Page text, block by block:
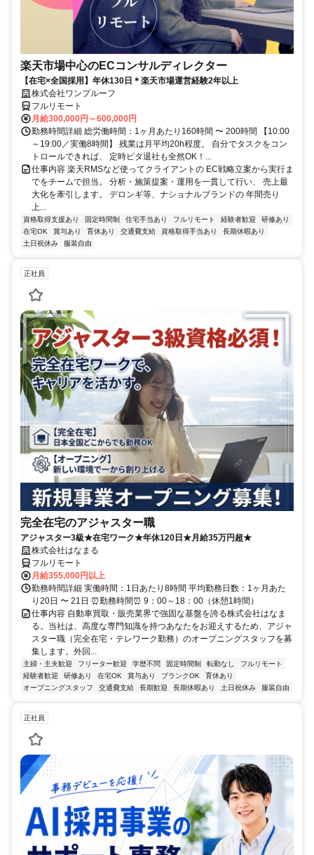
楽天市場中心のECコンサルディレクター
【在宅×全国採用】年休130日＊楽天市場運営経験2年以上
株式会社ワンプルーフ
フルリモート
月給300,000円～600,000円
勤務時間詳細 総労働時間：1ヶ月あたり160時間 〜 200時間 【10:00
～19:00／実働8時間】 残業は月平均20h程度。 自分でタスクをコン
トロールできれば、 定時ピタ退社も全然OK！...
仕事内容 楽天RMSなど使ってクライアントの EC戦略立案から実行ま
でをチームで担当。 分析・施策提案・運用を一貫して行い、 売上最
大化を牽引します。 デロンギ等、ナショナルブランドの 年間売り
上...
資格取得支援あり 固定時間制 住宅手当あり フルリモート 経験者歓迎
研修あり
在宅OK
賞与あり 育休あり 交通費支給 資格取得手当あり
長期休暇あり
土日祝休み
服装自由
正社員
完全在宅のアジャスター職
アジャスター3級★在宅ワーク★年休120日★月給35万円超★
株式会社はなまる
フルリモート
月給355,000円以上
勤務時間詳細 実働時間：1日あたり8時間 平均勤務日数：1ヶ月あた
り20日 〜 21日 ⏰勤務時間⏰ 9：00～18：00（休憩1時間）
仕事内容 自動車買取・販売業界で強固な基盤を誇る株式会社はなま
る。当社は、高度な専門知識を持つあなたをお迎えするため、アジャ
スター職（完全在宅・テレワーク勤務）のオープニングスタッフを募
集します。外回...
主婦・主夫歓迎 フリーター歓迎 学歴不問 固定時間制 転勤なし
フルリモート
経験者歓迎
研修あり 在宅OK 賞与あり ブランクOK
育休あり
オープニングスタッフ
交通費支給 長期歓迎 長期休暇あり 土日祝休み 服装自由
正社員